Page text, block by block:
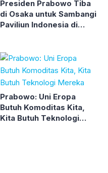
Presiden Prabowo Tiba
di Osaka untuk Sambangi
Paviliun Indonesia di
Prabowo: Uni Eropa
Butuh Komoditas Kita,
Kita Butuh Teknologi